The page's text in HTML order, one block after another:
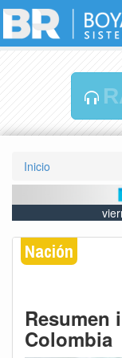
Inicio
Nación
Resumen
Colombia